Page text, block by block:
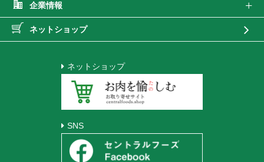
企業情報
ネットショップ
ネットショップ
SNS